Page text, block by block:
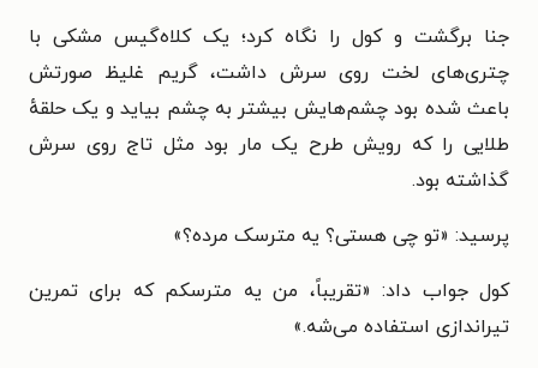
جنا برگشت و کول را نگاه کرد؛ یک کلاه‌گیس مشکی با
چتری‌های لخت روی سرش داشت، گریم غلیظ صورتش
باعث شده بود چشم‌هایش بیشتر به چشم بیاید و یک حلقهٔ
طلایی را که رویش طرح یک مار بود مثل تاج روی سرش
گذاشته بود.
پرسید: «تو چی هستی؟ یه مترسک مرده؟»
کول جواب داد: «تقریباً، من یه مترسکم که برای تمرین
تیراندازی استفاده می‌شه.»